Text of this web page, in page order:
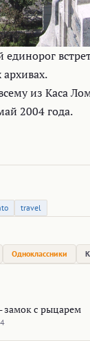
из Каса
2004 года.
travel
Одноклассники
замок с рыцарем